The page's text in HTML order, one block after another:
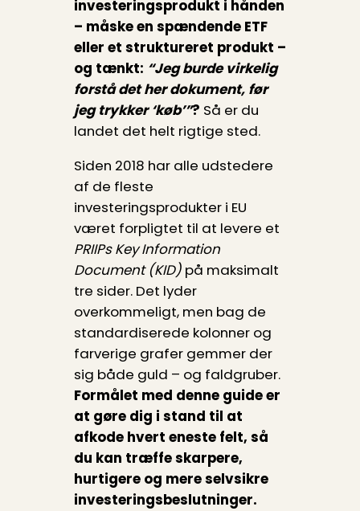
investeringsprodukt i hånden
– måske en spændende ETF
eller et struktureret produkt –
og tænkt: “Jeg burde virkelig
forstå det her dokument, før
jeg trykker ‘køb’”? Så er du
landet det helt rigtige sted.
Siden 2018 har alle udstedere
af de fleste
investeringsprodukter i EU
været forpligtet til at levere et
PRIIPs Key Information
Document (KID)på maksimalt
tre sider. Det lyder
overkommeligt, men bag de
standardiserede kolonner og
farverige grafer gemmer der
sig både guld – og faldgruber.
Formålet med denne guide er
at gøre dig i stand til at
afkode hvert eneste felt, så
du kan træffe skarpere,
hurtigere og mere selvsikre
investeringsbeslutninger.